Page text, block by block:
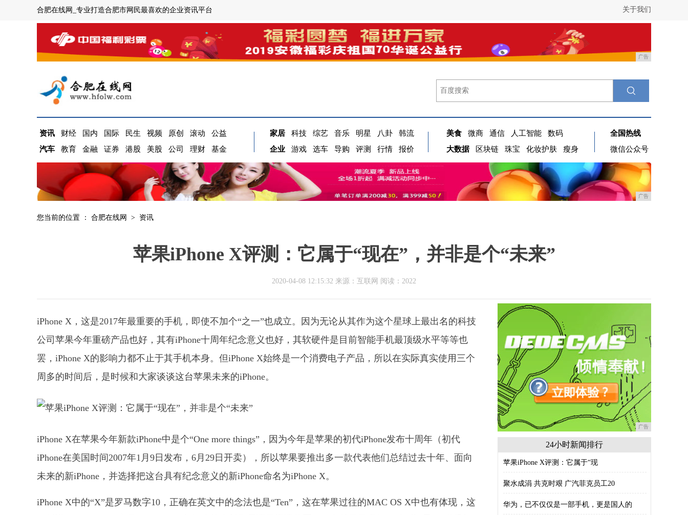
关于我们
合肥在线网_专业打造合肥市网民最喜欢的企业资讯平台
广告
资讯 财经 国内 国际 民生 视频 原创 滚动
公益
汽车
教育 金融 证券 港股 美股 公司 理财 基金
家居 科技 综艺 音乐 明星 八卦
韩流
企业
游戏 选车 导购 评测 行情 报价
美食 微商 通信 人工智能
数码
大数据
区块链 珠宝 化妆护肤 瘦身
全国热线
微信公众号
广告
您当前的位置 ： 合肥在线网 > 资讯
苹果iPhone X评测：它属于“现在”，并非是个“未来”
2020-04-08 12:15:32 来源：互联网 阅读：2022
iPhone X，这是2017年最重要的手机，即使不加个“之一”也成立。因为无论从其作为这个星球上最出名的科技
公司苹果今年重磅产品也好，其有iPhone十周年纪念意义也好，其软硬件是目前智能手机最顶级水平等等也
罢，iPhone X的影响力都不止于其手机本身。但iPhone X始终是一个消费电子产品，所以在实际真实使用三个
周多的时间后，是时候和大家谈谈这台苹果未来的iPhone。
iPhone X在苹果今年新款iPhone中是个“One more things”，因为今年是苹果的初代iPhone发布十周年（初代
iPhone在美国时间2007年1月9日发布，6月29日开卖），所以苹果要推出多一款代表他们总结过去十年、面向
未来的新iPhone，并选择把这台具有纪念意义的新iPhone命名为iPhone X。
iPhone X中的“X”是罗马数字10，正确在英文中的念法也是“Ten”，这在苹果过往的MAC OS X中也有体现，这
广告
24小时新闻排行
苹果iPhone X评测：它属于“现
聚水成涓 共克时艰 广汽菲克员工20
华为，已不仅仅是一部手机，更是国人的